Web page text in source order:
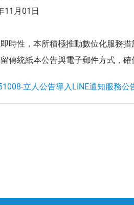
11月01日
時性，本所積極推動數位化服務措
傳統紙本公告與電子郵件方式，確
立人公告導入LINE通知服務公